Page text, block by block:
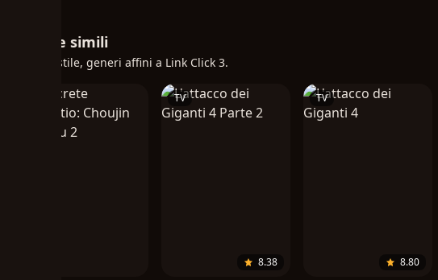
Anime simili
Stesso stile, generi affini a Link Click 3.
TV
8.38
TV
8.80